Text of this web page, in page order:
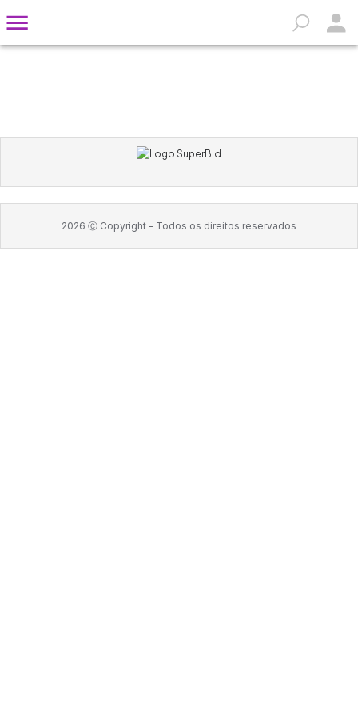
2026 Ⓒ Copyright - Todos os direitos reservados